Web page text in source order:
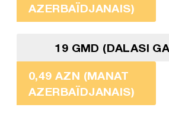
AZERBAÏDJANAIS)
19 GMD (DALASI
0,49 AZN (MANAT
AZERBAÏDJANAIS)